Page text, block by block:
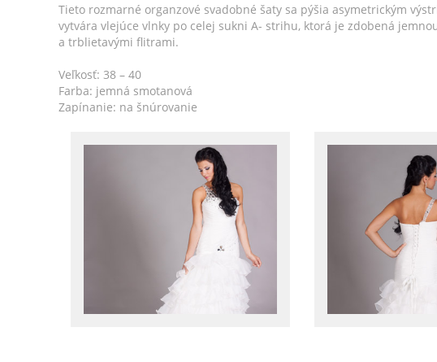
Tieto rozmarné organzové svadobné šaty sa pýšia asymetrickým
vytvára vlejúce vlnky po celej sukni A- strihu, ktorá je zdobená
a trblietavými flitrami.
Veľkosť: 38 – 40
Farba: jemná smotanová
Zapínanie: na šnúrovanie